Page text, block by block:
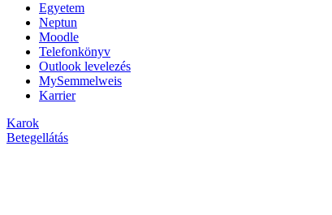
Egyetem
Neptun
Moodle
Telefonkönyv
Outlook levelezés
MySemmelweis
Karrier
Karok
Betegellátás